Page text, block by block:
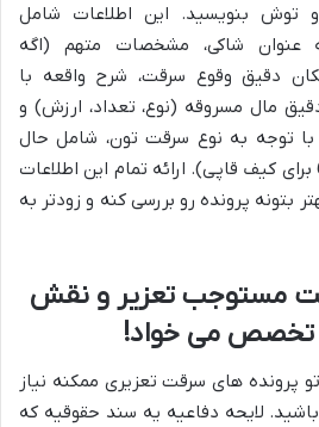
توش بنویسید. این اطلاعات شامل
شاکی، مشخصات متهم (اگه
دقیق وقوع سرقت، شرح واقعه با
مال مسروقه (نوع، تعداد، ارزش) و
توجه به نوع سرقت تون، شامل حال
متهم میشه (مثلاً ماده 657 برای کیف قاپی). ارائه تمام این اطلاعات
بتونه پرونده رو بررسی کنه و زودتر به
مستوجب تعزیر و نقش
تخصص می خواد!
پرونده های سرقت تعزیری ممکنه نیاز
لایحه دفاعیه یه سند حقوقیه که